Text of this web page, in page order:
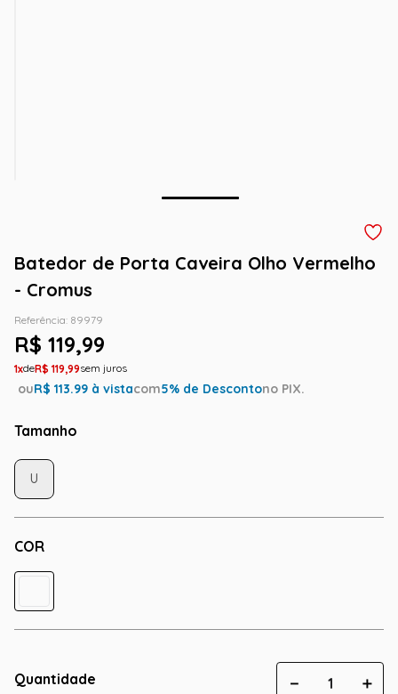
Batedor de Porta Caveira Olho Vermelho
- Cromus
Referência: 89979
R$ 119,99
1 R$ 119,99
ouR$ 113.99 à vistacom5% de Descontono PIX.
Tamanho
COR
U
Quantidade ＋
－